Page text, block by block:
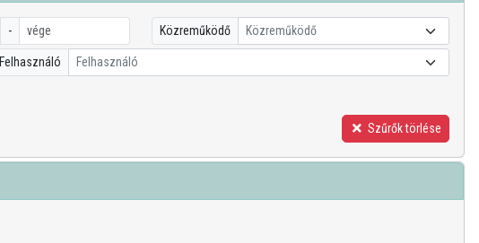
- Közreműködő Közreműködő
Felhasználó Felhasználó
Szűrők törlése